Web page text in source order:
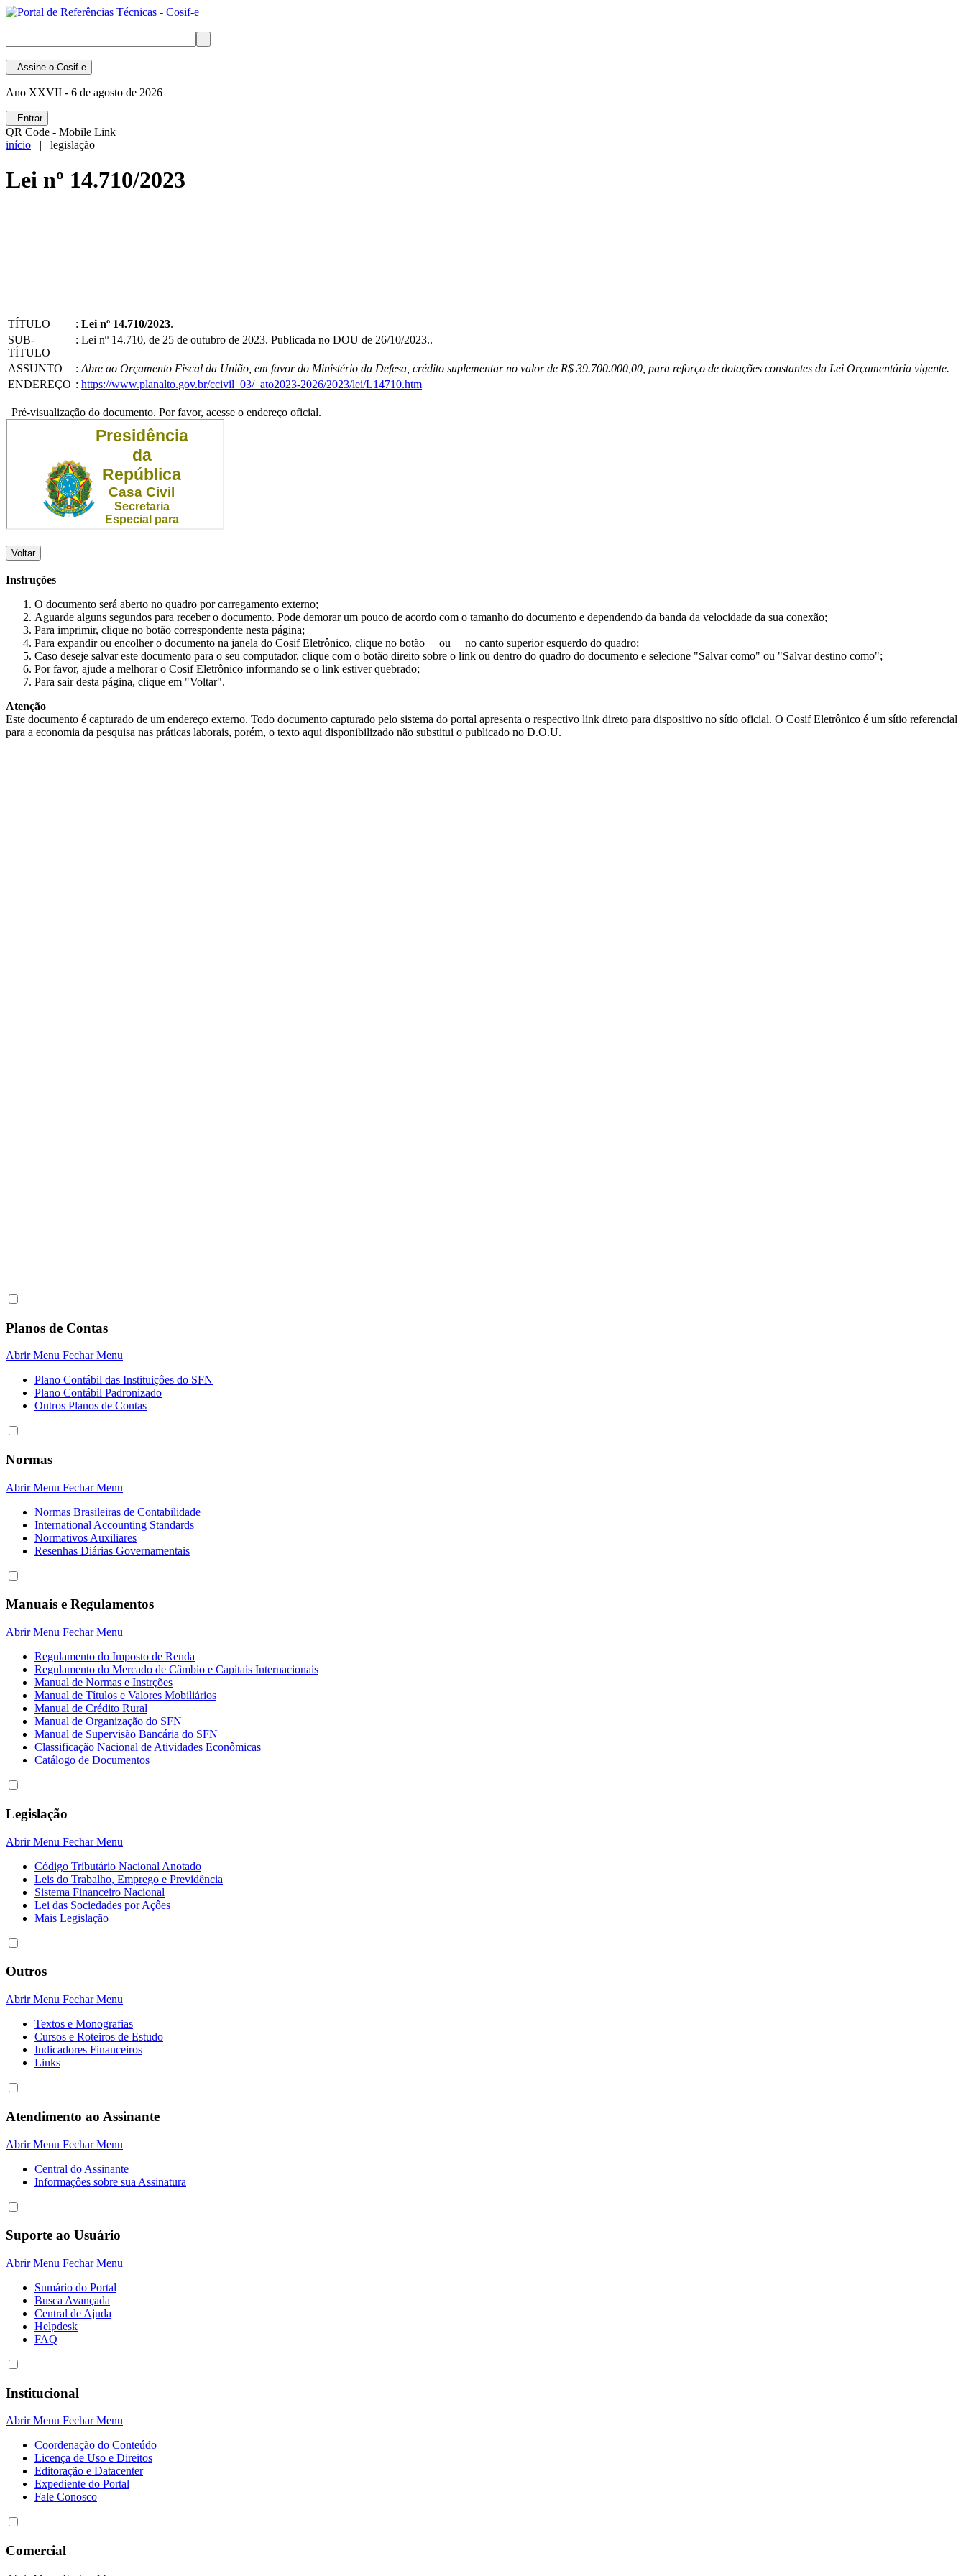
Assine o Cosif-e
Ano XXVII - 6 de agosto de 2026
Entrar
QR Code - Mobile Link
início | legislação
Lei nº 14.710/2023
TÍTULO : Lei nº 14.710/2023.
SUB-
TÍTULO
: Lei nº 14.710, de 25 de outubro de 2023. Publicada no DOU de 26/10/2023..
ASSUNTO : Abre ao Orçamento Fiscal da União, em favor do Ministério da Defesa, crédito suplementar no valor de R$ 39.700.000,00, para reforço de dotações constantes da Lei Orçamentária vigente.
ENDEREÇO : https://www.planalto.gov.br/ccivil_03/_ato2023-2026/2023/lei/L14710.htm
Pré-visualização do documento. Por favor, acesse o endereço oficial.
Voltar
Instruções
O documento será aberto no quadro por carregamento externo;
Aguarde alguns segundos para receber o documento. Pode demorar um pouco de acordo com o tamanho do documento e dependendo da banda da velocidade da sua conexão;
Para imprimir, clique no botão correspondente nesta página;
Para expandir ou encolher o documento na janela do Cosif Eletrônico, clique no botão
ou
no canto superior esquerdo do quadro;
Caso deseje salvar este documento para o seu computador, clique com o botão direito sobre o link ou dentro do quadro do documento e selecione "Salvar como" ou "Salvar destino como";
Por favor, ajude a melhorar o Cosif Eletrônico informando se o link estiver quebrado;
Para sair desta página, clique em "Voltar".
Atenção
Este documento é capturado de um endereço externo. Todo documento capturado pelo sistema do portal apresenta o respectivo link direto para dispositivo no sítio oficial. O Cosif Eletrônico é um sítio referencial
para a economia da pesquisa nas práticas laborais, porém, o texto aqui disponibilizado não substitui o publicado no D.O.U.
Planos de Contas
Abrir Menu Fechar Menu
Plano Contábil das Instituiçôes do SFN
Plano Contábil Padronizado
Outros Planos de Contas
Normas
Abrir Menu Fechar Menu
Normas Brasileiras de Contabilidade
International Accounting Standards
Normativos Auxiliares
Resenhas Diárias Governamentais
Manuais e Regulamentos
Abrir Menu Fechar Menu
Regulamento do Imposto de Renda
Regulamento do Mercado de Câmbio e Capitais Internacionais
Manual de Normas e Instrções
Manual de Títulos e Valores Mobiliários
Manual de Crédito Rural
Manual de Organização do SFN
Manual de Supervisão Bancária do SFN
Classificação Nacional de Atividades Econômicas
Catálogo de Documentos
Legislação
Abrir Menu Fechar Menu
Código Tributário Nacional Anotado
Leis do Trabalho, Emprego e Previdência
Sistema Financeiro Nacional
Lei das Sociedades por Açôes
Mais Legislação
Outros
Abrir Menu Fechar Menu
Textos e Monografias
Cursos e Roteiros de Estudo
Indicadores Financeiros
Links
Atendimento ao Assinante
Abrir Menu Fechar Menu
Central do Assinante
Informaçôes sobre sua Assinatura
Suporte ao Usuário
Abrir Menu Fechar Menu
Sumário do Portal
Busca Avançada
Central de Ajuda
Helpdesk
FAQ
Institucional
Abrir Menu Fechar Menu
Coordenação do Conteúdo
Licença de Uso e Direitos
Editoração e Datacenter
Expediente do Portal
Fale Conosco
Comercial